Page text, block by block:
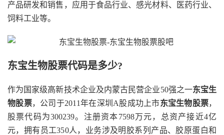
产品研发和销售，应用于食品行业、感光材料、医药行业、
饲料工业等。
东宝生物股票代码是多少?
作为国家级高新技术企业及内蒙古民营企业50强之一东宝生
物股票，公司于2011年在深圳A股成功上市东宝生物股票，
股票代码为300239。注册资本7598万元，总资产接近4亿
元，拥有员工350人，业务涉及明胶系列产品、胶原蛋白和